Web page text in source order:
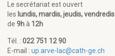
Le secrétariat est ouvert
les lundis, mardis, jeudis, vendredis
de 9hà 12h
Tél. : 022 751 12 90
E-mail : up.arve-lac@cath-ge.ch